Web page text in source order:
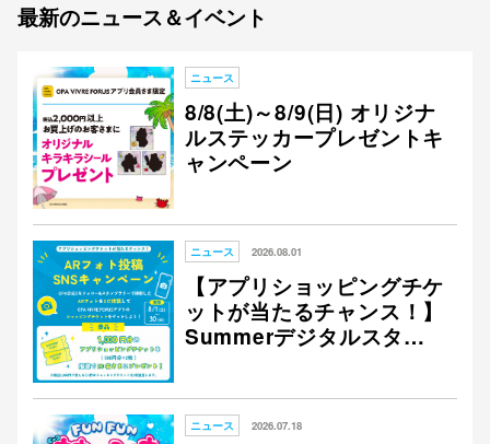
最新のニュース＆イベント
ニュース
8/8(土)～8/9(日) オリジナ
ルステッカープレゼントキ
ャンペーン
ニュース 2026.08.01
【アプリショッピングチケ
ットが当たるチャンス！】
Summerデジタルスタン
ニュース 2026.07.18